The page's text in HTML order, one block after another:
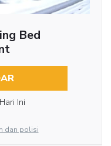
Bed
Ini
dan polisi